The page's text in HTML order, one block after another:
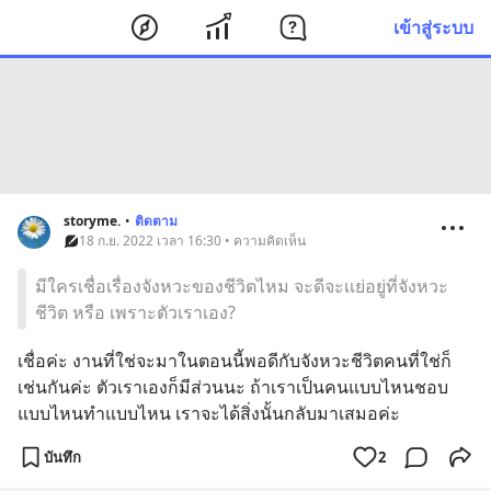
เข้าสู่ระบบ
storyme. • ติดตาม
18 ก.ย. 2022 เวลา 16:30 • ความคิดเห็น
มีใครเชื่อเรื่องจังหวะของชีวิตไหม จะดีจะเเย่อยู่ที่จังหวะ
ชีวิต หรือ เพราะตัวเราเอง?
เชื่อค่ะ งานที่ใช่จะมาในตอนนี้พอดีกับจังหวะชีวิตคนที่ใช่ก็
เช่นกันค่ะ ตัวเราเองก็มีส่วนนะ ถ้าเราเป็นคนแบบไหนชอบ
แบบไหนทำแบบไหน เราจะได้สิ่งนั้นกลับมาเสมอค่ะ
บันทึก 2